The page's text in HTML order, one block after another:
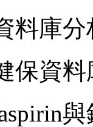
料庫分
保資